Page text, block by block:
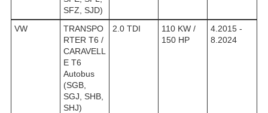
SFZ, SJD)
VW
TRANSPO
RTER T6 /
CARAVELL
E T6
Autobus
(SGB,
SGJ, SHB,
SHJ)
2.0 TDI
110 KW /
150 HP
4.2015 -
8.2024